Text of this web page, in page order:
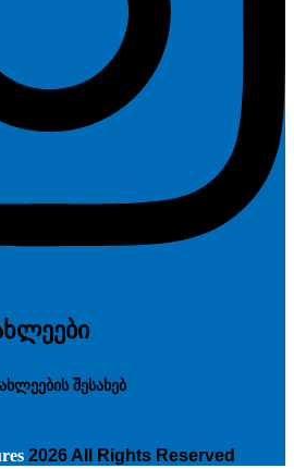
შესახებ
2026 All Rights Reserved